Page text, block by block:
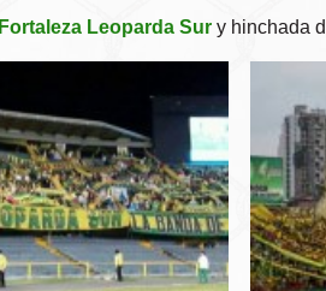
Fortaleza Leoparda Sury hinchada